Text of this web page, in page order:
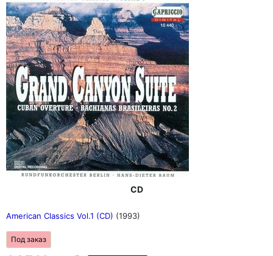
CD
American Classics Vol.1 (CD) (1993)
Под заказ